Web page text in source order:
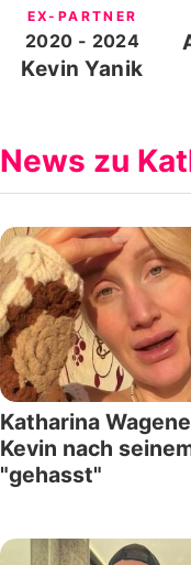
EX-PARTNER
2020 - 2024
Kevin Yanik
News zu
Katharina
Kevin nach
"gehasst"